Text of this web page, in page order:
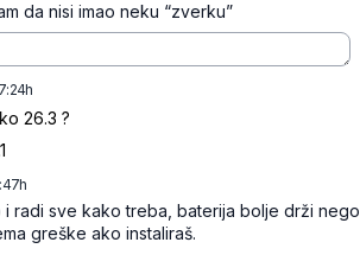
da nisi imao neku “zverku”
26.3 ?
i radi sve kako treba, baterija bolje drži nego
greške ako instaliraš.